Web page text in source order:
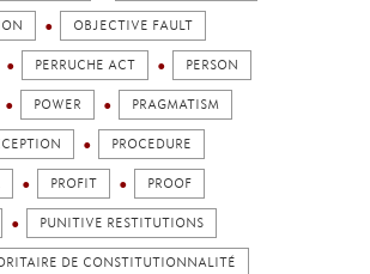
OBJECTIVE FAULT
PERRUCHE ACT PERSON
POWER PRAGMATISM
PROCEDURE
PROFIT PROOF
PUNITIVE RESTITUTIONS
DE CONSTITUTIONNALITÉ